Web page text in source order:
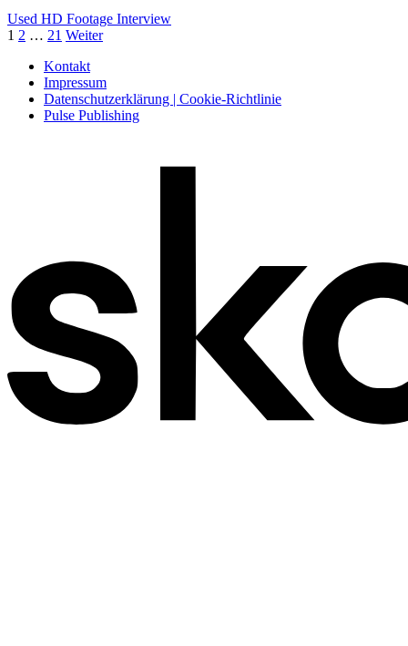
Used HD Footage Interview
1 2 … 21 Weiter
Kontakt
Impressum
Datenschutzerklärung | Cookie-Richtlinie
Pulse Publishing